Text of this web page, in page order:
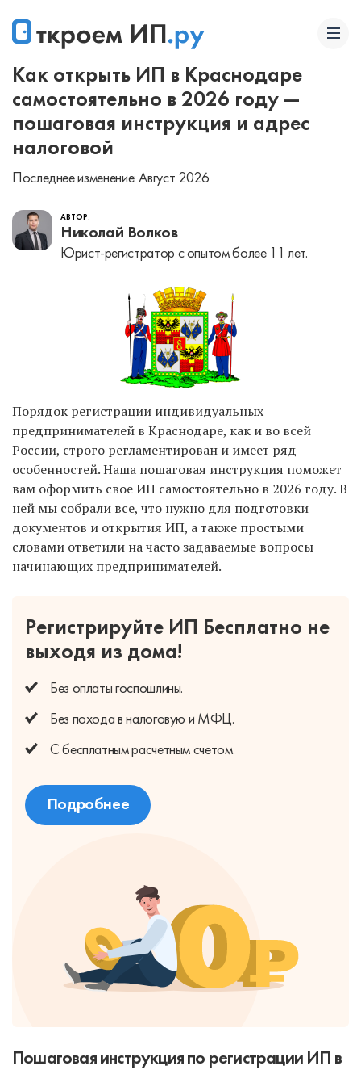
Как открыть ИП в Краснодаре
самостоятельно в 2026 году —
пошаговая инструкция и адрес
налоговой
Последнее изменение: Август 2026
АВТОР:
Николай Волков
Юрист-регистратор с опытом более 11 лет.
Порядок регистрации индивидуальных
предпринимателей в Краснодаре, как и во всей
России, строго регламентирован и имеет ряд
особенностей. Наша пошаговая инструкция поможет
вам оформить свое ИП самостоятельно в 2026 году. В
ней мы собрали все, что нужно для подготовки
документов и открытия ИП, а также простыми
словами ответили на часто задаваемые вопросы
начинающих предпринимателей.
Регистрируйте ИП Бесплатно не
выходя из дома!
Без оплатыгоспошлины.
Без походав налоговую и МФЦ.
С бесплатнымрасчетным счетом.
Подробнее
Пошаговая инструкция по регистрации ИП в